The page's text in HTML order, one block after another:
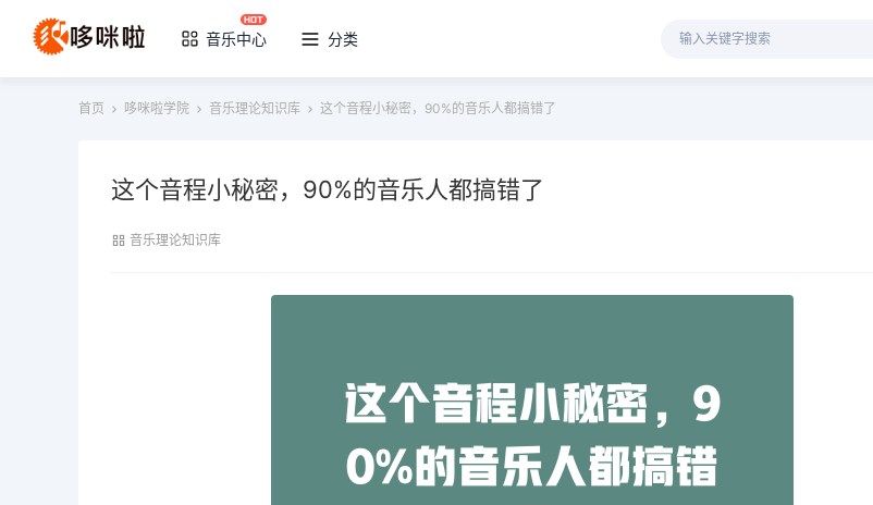
音乐中心 分类
首页 哆咪啦学院 音乐理论知识库 这个音程小秘密，90%的音乐人都搞错了
这个音程小秘密，90%的音乐人都搞错了
音乐理论知识库